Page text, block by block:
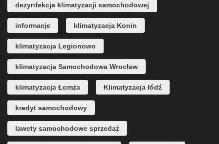
dezynfekcja klimatyzacji samochodowej
informacje klimatyzacja Konin
klimatyzacja Legionowo
klimatyzacja Samochodowa Wrocław
klimatyzacja Łomża Klimatyzacja łódź
kredyt samochodowy
lawety samochodowe sprzedaż